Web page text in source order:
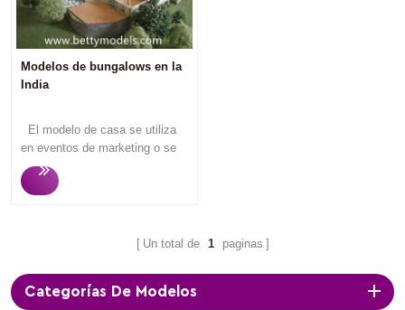
Modelos de bungalows en la
India
El modelo de casa se utiliza
en eventos de marketing o se
exhibe en la oficina de ventas
de bienes raíces para atraer a
los espectadores pueden
una vez que miran los modelos
de casa. Betty Models se
Un total de 1 paginas
Categorías De Modelos